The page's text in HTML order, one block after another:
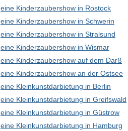
eine Kinderzaubershow in Rostock
eine Kinderzaubershow in Schwerin
eine Kinderzaubershow in Stralsund
eine Kinderzaubershow in Wismar
eine Kinderzaubershow auf dem Darß
eine Kinderzaubershow an der Ostsee
eine Kleinkunstdarbietung in Berlin
eine Kleinkunstdarbietung in Greifswald
eine Kleinkunstdarbietung in Güstrow
eine Kleinkunstdarbietung in Hamburg